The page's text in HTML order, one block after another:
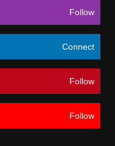
Follow
Connect
Follow
Follow